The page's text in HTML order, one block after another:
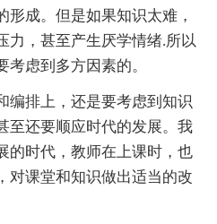
形成。但是如果知识太难，
力，甚至产生厌学情绪.所以
虑到多方因素的。
编排上，还是要考虑到知识
至还要顺应时代的发展。我
的时代，教师在上课时，也
对课堂和知识做出适当的改